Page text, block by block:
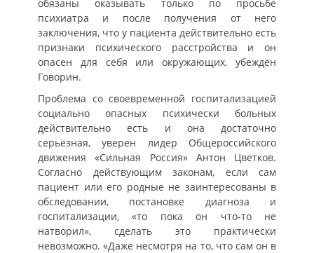
обязаны оказывать только по просьбе
психиатра и после получения от него
заключения, что у пациента действительно есть
признаки психического расстройства и он
опасен для себя или окружающих, убеждён
Говорин.
Проблема со своевременной госпитализацией
социально опасных психически больных
действительно есть и она достаточно
серьёзная, уверен лидер Общероссийского
движения «Сильная Россия» Антон Цветков.
Согласно действующим законам, если сам
пациент или его родные не заинтересованы в
обследовании, постановке диагноза и
госпитализации, «то пока он что-то не
натворил», сделать это практически
невозможно. «Даже несмотря на то, что сам он в